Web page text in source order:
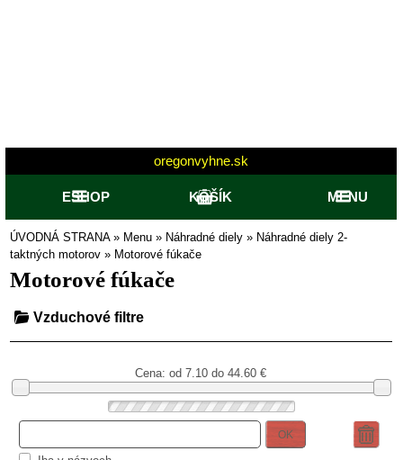
oregonvyhne.sk
ESHOP KOŠÍK MENU
ÚVODNÁ STRANA» Menu » Náhradné diely » Náhradné diely 2-
taktných motorov » Motorové fúkače
Motorové fúkače
Vzduchové filtre
Cena: od 7.10 do 44.60 €
OK